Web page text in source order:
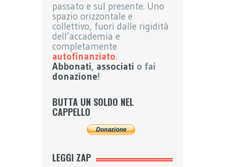
passato e sul presente. Uno
spazio orizzontale e
collettivo, fuori dalle rigidità
dell’accademia e
completamente
autofinanziato.
Abbonati, associati o fai
donazione!
BUTTA UN SOLDO NEL
CAPPELLO
LEGGI ZAP